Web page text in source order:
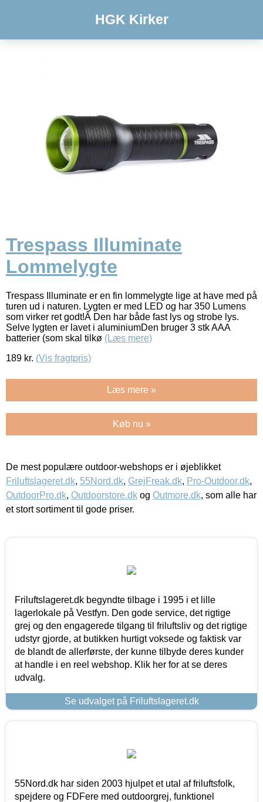
HGK Kirker
Trespass Illuminate
Lommelygte
Trespass Illuminate er en fin lommelygte lige at have med på
turen ud i naturen. Lygten er med LED og har 350 Lumens
som virker ret godt!Â Den har både fast lys og strobe lys.
Selve lygten er lavet i aluminiumDen bruger 3 stk AAA
batterier (som skal tilkø (Læs mere)
189 kr. (Vis fragtpris)
Læs mere »
Køb nu »
De mest populære outdoor-webshops er i øjeblikket
Friluftslageret.dk, 55Nord.dk, GrejFreak.dk, Pro-Outdoor.dk,
OutdoorPro.dk, Outdoorstore.dk og Outmore.dk, som alle har
et stort sortiment til gode priser.
Friluftslageret.dk begyndte tilbage i 1995 i et lille
lagerlokale på Vestfyn. Den gode service, det rigtige
grej og den engagerede tilgang til friluftsliv og det rigtige
udstyr gjorde, at butikken hurtigt voksede og faktisk var
de blandt de allerførste, der kunne tilbyde deres kunder
at handle i en reel webshop. Klik her for at se deres
udvalg.
Se udvalget på Friluftslageret.dk
55Nord.dk har siden 2003 hjulpet et utal af friluftsfolk,
spejdere og FDFere med outdoorgrej, funktionel